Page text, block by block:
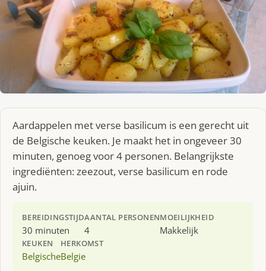
Aardappelen met verse basilicum is een gerecht uit
de Belgische keuken. Je maakt het in ongeveer 30
minuten, genoeg voor 4 personen. Belangrijkste
ingrediënten: zeezout, verse basilicum en rode
ajuin.
BEREIDINGSTIJD
30 minuten
AANTAL PERSONEN
4
MOEILIJKHEID
Makkelijk
KEUKEN
Belgische
HERKOMST
Belgie